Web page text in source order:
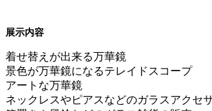
展示内容
着せ替えが出来る万華鏡
景色が万華鏡になるテレイドスコープ
アートな万華鏡
ネックレスやピアスなどのガラスアクセ